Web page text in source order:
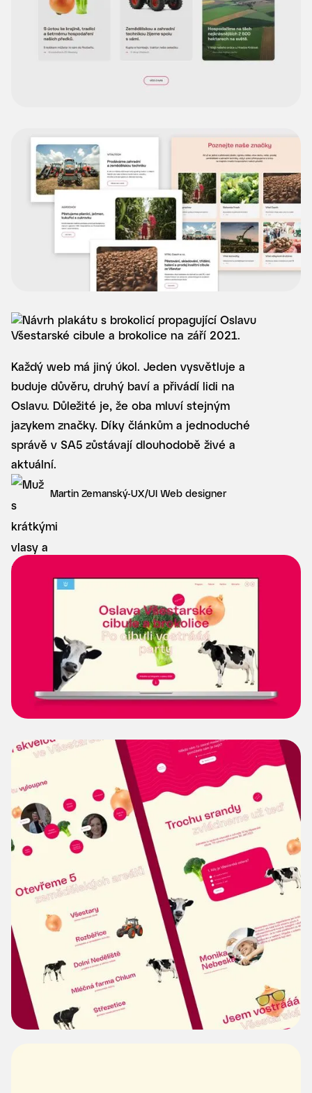
Každý web má jiný úkol. Jeden vysvětluje a
buduje důvěru, druhý baví a přivádí lidi na
Oslavu. Důležité je, že oba mluví stejným
jazykem značky. Díky článkům a jednoduché
správě v SA5 zůstávají dlouhodobě živé a
aktuální.
Martin Zemanský-UX/UI Web designer